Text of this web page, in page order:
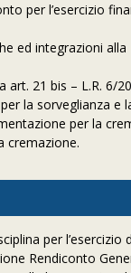
per l’esercizio
ed integrazioni
art. 21 bis – L.R.
la sorveglianza
per la
cremazione.
per
Rendiconto